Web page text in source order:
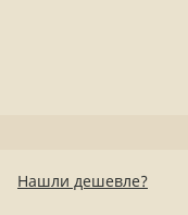
Нашли дешевле?